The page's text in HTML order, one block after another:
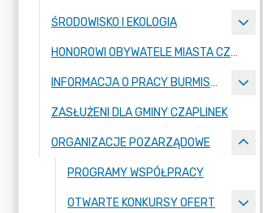
ŚRODOWISKO I EKOLOGIA
HONOROWI OBYWATELE MIASTA CZAPLINKA
INFORMACJA O PRACY BURMISTRZA
ZASŁUŻENI DLA GMINY CZAPLINEK
ORGANIZACJE POZARZĄDOWE
PROGRAMY WSPÓŁPRACY
OTWARTE KONKURSY OFERT